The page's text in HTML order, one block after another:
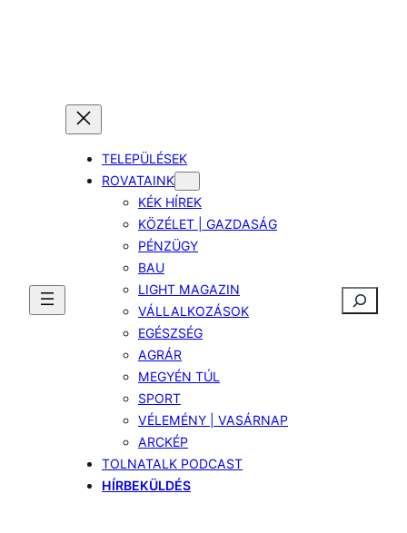
TELEPÜLÉSEK
ROVATAINK
KÉK HÍREK
KÖZÉLET | GAZDASÁG
PÉNZÜGY
BAU
LIGHT MAGAZIN
VÁLLALKOZÁSOK
EGÉSZSÉG
AGRÁR
MEGYÉN TÚL
SPORT
VÉLEMÉNY | VASÁRNAP
ARCKÉP
TOLNATALK PODCAST
HÍRBEKÜLDÉS
Keresés